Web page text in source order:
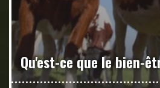
Qu'est-ce que le bien-